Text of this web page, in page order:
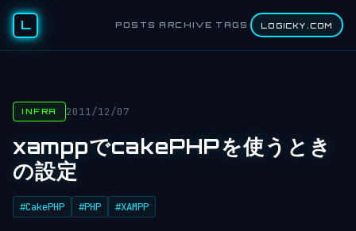
L POSTS ARCHIVE TAGS LOGICKY.COM
INFRA 2011/12/07
xamppでcakePHPを使うとき
の設定
#CakePHP #PHP #XAMPP